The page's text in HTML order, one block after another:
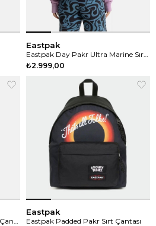
Eastpak
₺2.999,00
Eastpak
Eastpak Padded Pakr Sırt Çantası